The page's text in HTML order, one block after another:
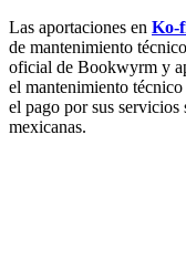
Las aportaciones en Ko-
de mantenimiento
oficial de Bookwyrm y
el mantenimiento
el pago por sus
mexicanas.